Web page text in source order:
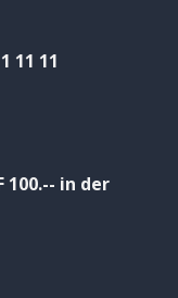
11 11
100.-- in der